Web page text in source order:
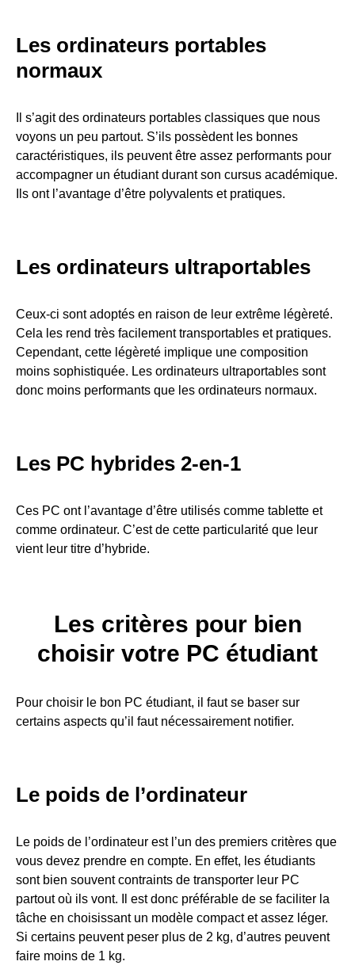
Les ordinateurs portables
normaux
Il s’agit des ordinateurs portables classiques que nous
voyons un peu partout. S’ils possèdent les bonnes
caractéristiques, ils peuvent être assez performants pour
accompagner un étudiant durant son cursus académique.
Ils ont l’avantage d’être polyvalents et pratiques.
Les ordinateurs ultraportables
Ceux-ci sont adoptés en raison de leur extrême légèreté.
Cela les rend très facilement transportables et pratiques.
Cependant, cette légèreté implique une composition
moins sophistiquée. Les ordinateurs ultraportables sont
donc moins performants que les ordinateurs normaux.
Les PC hybrides 2-en-1
Ces PC ont l’avantage d’être utilisés comme tablette et
comme ordinateur. C’est de cette particularité que leur
vient leur titre d’hybride.
Les critères pour bien
choisir votre PC étudiant
Pour choisir le bon PC étudiant, il faut se baser sur
certains aspects qu’il faut nécessairement notifier.
Le poids de l’ordinateur
Le poids de l’ordinateur est l’un des premiers critères que
vous devez prendre en compte. En effet, les étudiants
sont bien souvent contraints de transporter leur PC
partout où ils vont. Il est donc préférable de se faciliter la
tâche en choisissant un modèle compact et assez léger.
Si certains peuvent peser plus de 2 kg, d’autres peuvent
faire moins de 1 kg.